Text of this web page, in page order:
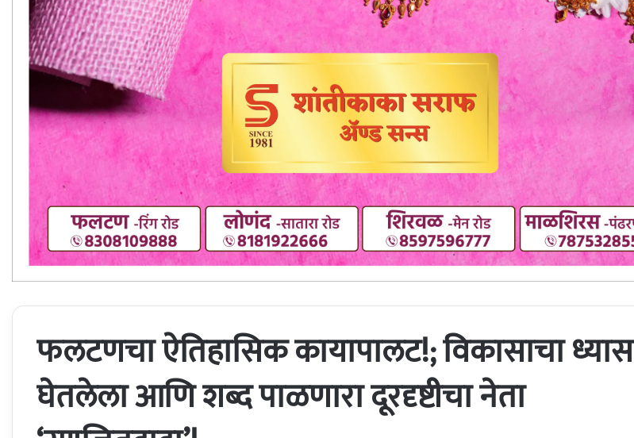
फलटणचा ऐतिहासिक कायापालट!; विकासाचा ध्यास
घेतलेला आणि शब्द पाळणारा दूरदृष्टीचा नेता